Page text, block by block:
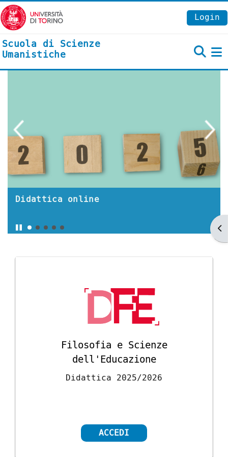
Vai al contenuto principale
Login
Scuola di Scienze
Umanistiche
Didattica online
Stop
Blocchi
Filosofia e Scienze
dell'Educazione
Didattica 2025/2026
ACCEDI